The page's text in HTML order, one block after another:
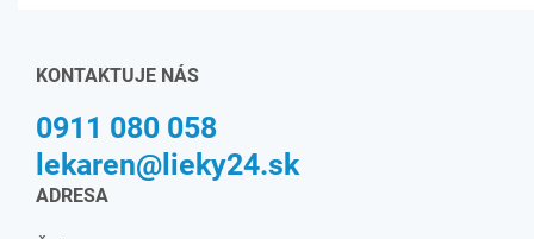
KONTAKTUJE NÁS
0911 080 058
lekaren@lieky24.sk
ADRESA